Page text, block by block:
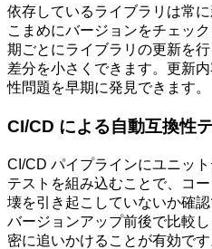
依存しているライブラリは常
こまめにバージョンをチェッ
期ごとにライブラリの更新を
差分を小さくできます。更新
性問題を早期に発見できます。
CI/CD による自動互換性
CI/CD パイプラインにユニッ
テストを組み込むことで、コ
壊を引き起こしていないか確
バージョンアップ前後で比較
密に追いかけることが有効です